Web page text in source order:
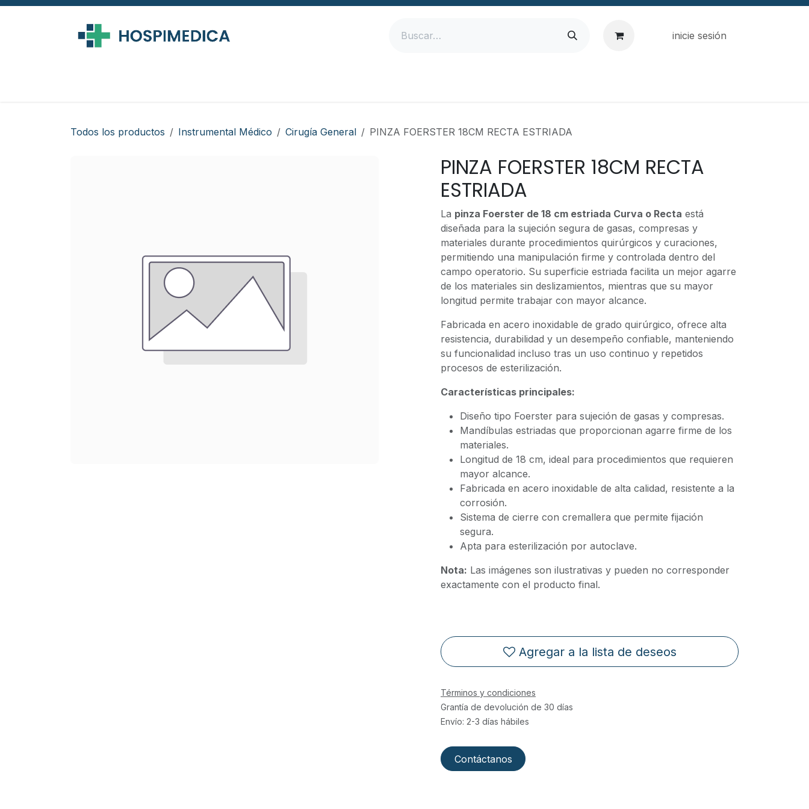
Ir al contenido
inicie sesión
Todos los productos Instrumental Médico Cirugía General PINZA FOERSTER 18CM RECTA ESTRIADA
PINZA FOERSTER 18CM RECTA
ESTRIADA
La pinza Foerster de 18 cm estriada Curva o Recta está
diseñada para la sujeción segura de gasas, compresas y
materiales durante procedimientos quirúrgicos y curaciones,
permitiendo una manipulación firme y controlada dentro del
campo operatorio. Su superficie estriada facilita un mejor agarre
de los materiales sin deslizamientos, mientras que su mayor
longitud permite trabajar con mayor alcance.
Fabricada en acero inoxidable de grado quirúrgico, ofrece alta
resistencia, durabilidad y un desempeño confiable, manteniendo
su funcionalidad incluso tras un uso continuo y repetidos
procesos de esterilización.
Características principales:
Diseño tipo Foerster para sujeción de gasas y compresas.
Mandíbulas estriadas que proporcionan agarre firme de los
materiales.
Longitud de 18 cm, ideal para procedimientos que requieren
mayor alcance.
Fabricada en acero inoxidable de alta calidad, resistente a la
corrosión.
Sistema de cierre con cremallera que permite fijación
segura.
Apta para esterilización por autoclave.
Nota: Las imágenes son ilustrativas y pueden no corresponder
exactamente con el producto final.
Agregar a la lista de deseos
Términos y condiciones
Grantía de devolución de 30 días
Envío: 2-3 días hábiles
Contáctanos